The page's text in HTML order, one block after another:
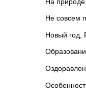
Не совсем
Новый год,